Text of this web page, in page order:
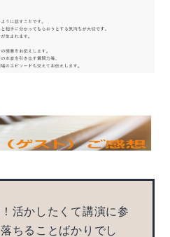
活かしたくて講演に参
ちることばかりでし